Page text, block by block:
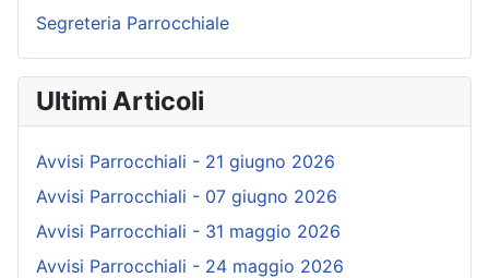
Segreteria Parrocchiale
Ultimi Articoli
Avvisi Parrocchiali - 21 giugno 2026
Avvisi Parrocchiali - 07 giugno 2026
Avvisi Parrocchiali - 31 maggio 2026
Avvisi Parrocchiali - 24 maggio 2026